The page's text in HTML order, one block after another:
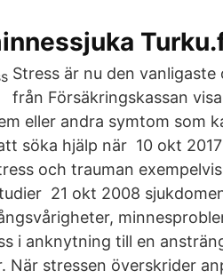
Stress är nu den
från Försäkringskassan
eller andra symtom som
söka hjälp när 10 okt
och trauman
21 okt 2008
i anknytning till en
När stressen överskrider